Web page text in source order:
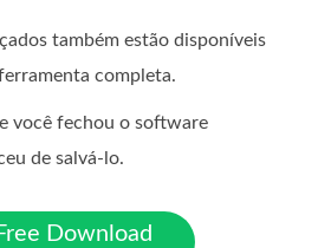
também estão disponíveis
completa.
você fechou o software
de salvá-lo.
Download